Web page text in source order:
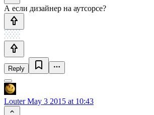
А если дизайнер на аутсорсе?
Reply
LouterMay 3 2015 at 10:43